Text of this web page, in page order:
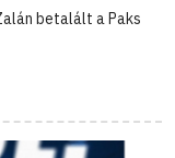
betalált a Paks